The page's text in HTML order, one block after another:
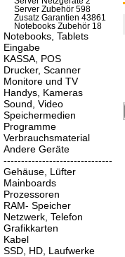
Server Zubehör 598
Zusatz Garantien 43861
Notebooks Zubehör 18
Notebooks, Tablets
Eingabe
KASSA, POS
Drucker, Scanner
Monitore und TV
Handys, Kameras
Sound, Video
Speichermedien
Programme
Verbrauchsmaterial
Andere Geräte
-------------------------------
Gehäuse, Lüfter
Mainboards
Prozessoren
RAM- Speicher
Netzwerk, Telefon
Grafikkarten
Kabel
SSD, HD, Laufwerke